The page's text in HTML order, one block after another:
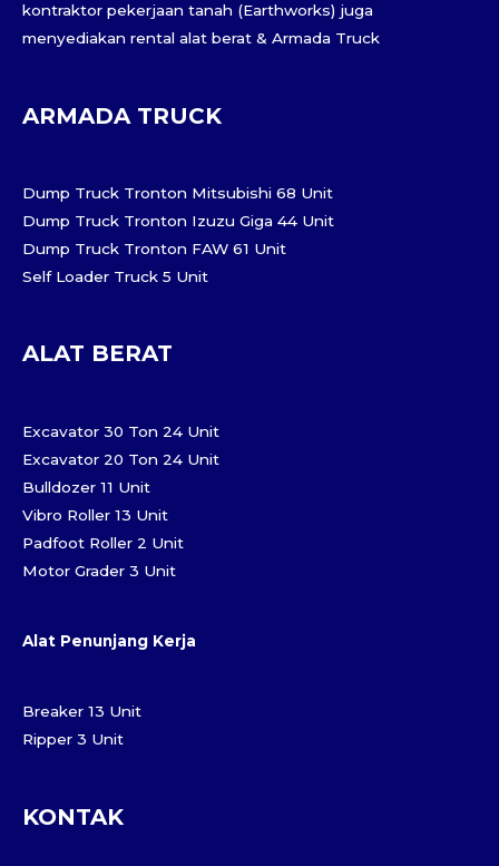
kontraktor pekerjaan tanah (Earthworks) juga
menyediakan rental alat berat & Armada Truck
ARMADA TRUCK
Dump Truck Tronton Mitsubishi 68 Unit
Dump Truck Tronton Izuzu Giga 44 Unit
Dump Truck Tronton FAW 61 Unit
Self Loader Truck 5 Unit
ALAT BERAT
Excavator 30 Ton 24 Unit
Excavator 20 Ton 24 Unit
Bulldozer 11 Unit
Vibro Roller 13 Unit
Padfoot Roller 2 Unit
Motor Grader 3 Unit
Alat Penunjang Kerja
Breaker 13 Unit
Ripper 3 Unit
KONTAK